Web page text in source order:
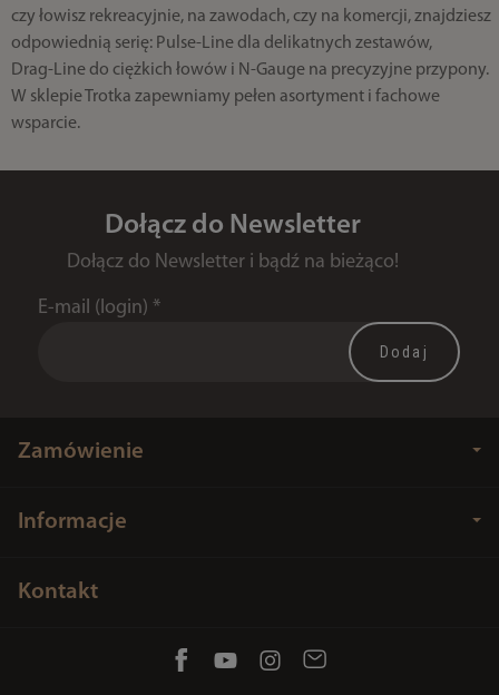
czy łowisz rekreacyjnie, na zawodach, czy na komercji, znajdziesz
odpowiednią serię: Pulse‑Line dla delikatnych zestawów,
Drag‑Line do ciężkich łowów i N‑Gauge na precyzyjne przypony.
W sklepie Trotka zapewniamy pełen asortyment i fachowe
wsparcie.
Dołącz do Newsletter
Dołącz do Newsletter i bądź na bieżąco!
E-mail (login) *
Zamówienie
Informacje
Kontakt